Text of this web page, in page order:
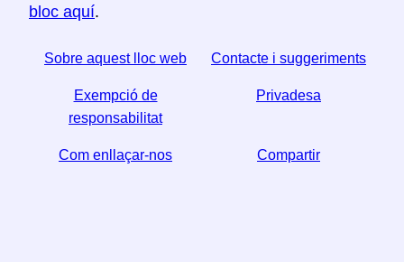
bloc aquí.
Sobre aquest lloc web Contacte i suggeriments
Exempció de
responsabilitat
Privadesa
Com enllaçar-nos Compartir